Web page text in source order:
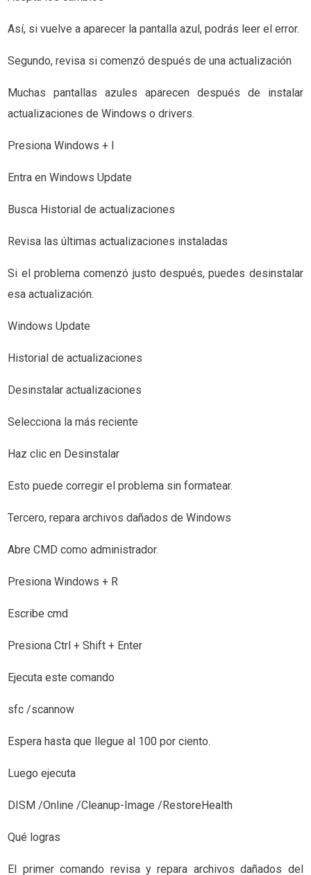
Así, si vuelve a aparecer la pantalla azul, podrás leer el error.
Segundo, revisa si comenzó después de una actualización
Muchas pantallas azules aparecen después de instalar
actualizaciones de Windows o drivers.
Presiona Windows + I
Entra en Windows Update
Busca Historial de actualizaciones
Revisa las últimas actualizaciones instaladas
Si el problema comenzó justo después, puedes desinstalar
esa actualización.
Windows Update
Historial de actualizaciones
Desinstalar actualizaciones
Selecciona la más reciente
Haz clic en Desinstalar
Esto puede corregir el problema sin formatear.
Tercero, repara archivos dañados de Windows
Abre CMD como administrador.
Presiona Windows + R
Escribe cmd
Presiona Ctrl + Shift + Enter
Ejecuta este comando
sfc /scannow
Espera hasta que llegue al 100 por ciento.
Luego ejecuta
DISM /Online /Cleanup-Image /RestoreHealth
Qué logras
El primer comando revisa y repara archivos dañados del